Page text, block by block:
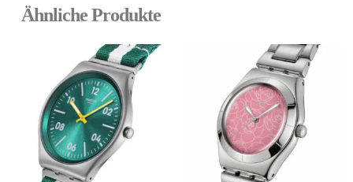
Ähnliche Produkte